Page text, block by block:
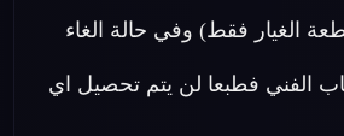
الغيار فقط) وفي حالة الغاء
الفني فطبعا لن يتم تحصيل اي